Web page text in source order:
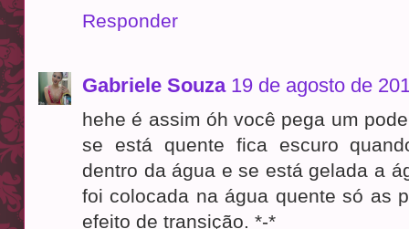
Responder
Gabriele Souza 19 de agosto de
hehe é assim óh você pega um
se está quente fica escuro
dentro da água e se está gelada a
foi colocada na água quente só as
efeito de transição. *-*